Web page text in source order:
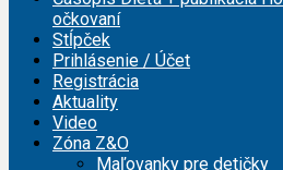
očkovaní
Stĺpček
Prihlásenie / Účet
Registrácia
Aktuality
Video
Zóna Z&O
Maľovanky pre detičky